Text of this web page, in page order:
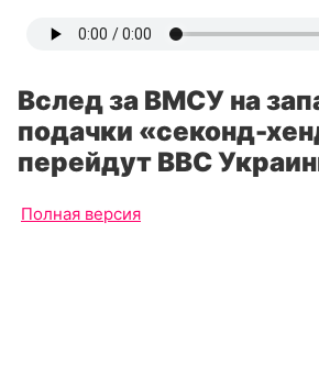
Вслед за ВМСУ на
подачки «секонд-
перейдут ВВС
Полная версия